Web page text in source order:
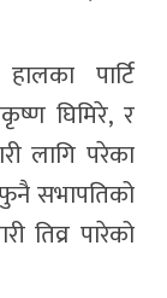
पार्टि
घिमिरे, र
लागि परेका
सभापतिको
तिव्र पारेको